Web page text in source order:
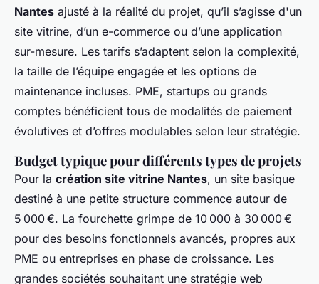
Nantes ajusté à la réalité du projet, qu’il s’agisse d'un
site vitrine, d’un e-commerce ou d’une application
sur-mesure. Les tarifs s’adaptent selon la complexité,
la taille de l’équipe engagée et les options de
maintenance incluses. PME, startups ou grands
comptes bénéficient tous de modalités de paiement
évolutives et d’offres modulables selon leur stratégie.
Budget typique pour différents types de projets
Pour la création site vitrine Nantes, un site basique
destiné à une petite structure commence autour de
5 000 €. La fourchette grimpe de 10 000 à 30 000 €
pour des besoins fonctionnels avancés, propres aux
PME ou entreprises en phase de croissance. Les
grandes sociétés souhaitant une stratégie web